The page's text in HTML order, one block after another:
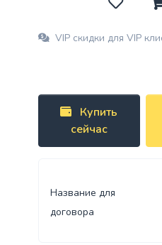
VIP скидки для VIP
Купить
сейчас
Название для
договора